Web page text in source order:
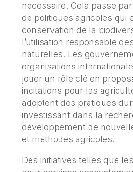
nécessaire. Cela passe par
de politiques agricoles qui
conservation de la
l’utilisation responsable
naturelles. Les
organisations
jouer un rôle clé en
incitations pour les
adoptent des pratiques
investissant dans la
développement de
et méthodes agricoles.
Des initiatives telles que